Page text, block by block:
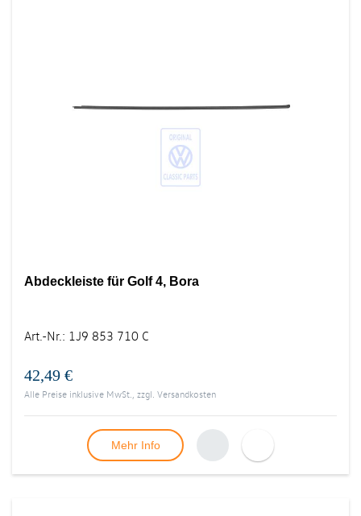
Abdeckleiste für Golf 4, Bora
Art.-Nr.: 1J9 853 710 C
42,49 €
Alle Preise inklusive MwSt., zzgl. Versandkosten
Mehr Info